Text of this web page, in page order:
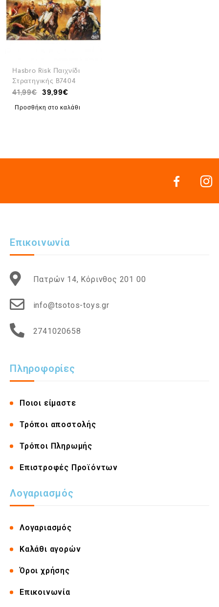
Hasbro Risk Παιχνίδι
Στρατηγικής B7404
41,99€ 39,99€
Προσθήκη στο καλάθι
Επικοινωνία
Πατρών 14, Κόρινθος 201 00
info@tsotos-toys.gr
2741020658
Πληροφορίες
Ποιοι είμαστε
Τρόποι αποστολής
Τρόποι Πληρωμής
Επιστροφές Προϊόντων
Λογαριασμός
Λογαριασμός
Καλάθι αγορών
Όροι χρήσης
Επικοινωνία